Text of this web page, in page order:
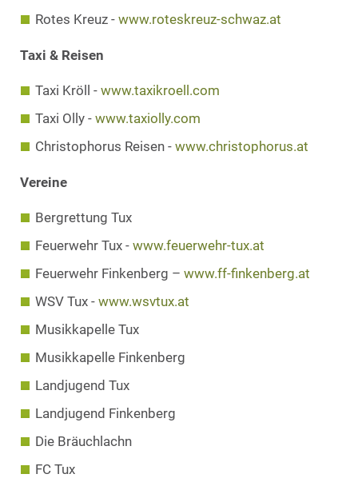
Rotes Kreuz - www.roteskreuz-schwaz.at
Taxi & Reisen
Taxi Kröll - www.taxikroell.com
Taxi Olly - www.taxiolly.com
Christophorus Reisen - www.christophorus.at
Vereine
Bergrettung Tux
Feuerwehr Tux - www.feuerwehr-tux.at
Feuerwehr Finkenberg – www.ff-finkenberg.at
WSV Tux - www.wsvtux.at
Musikkapelle Tux
Musikkapelle Finkenberg
Landjugend Tux
Landjugend Finkenberg
Die Bräuchlachn
FC Tux